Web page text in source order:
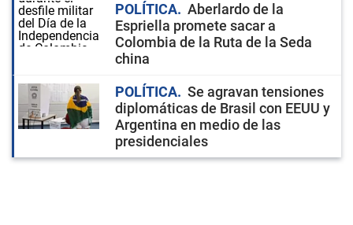
POLÍTICA
Aberlardo de la
Espriella promete sacar a
Colombia de la Ruta de la Seda
china
POLÍTICA
Se agravan tensiones
diplomáticas de Brasil con EEUU y
Argentina en medio de las
presidenciales